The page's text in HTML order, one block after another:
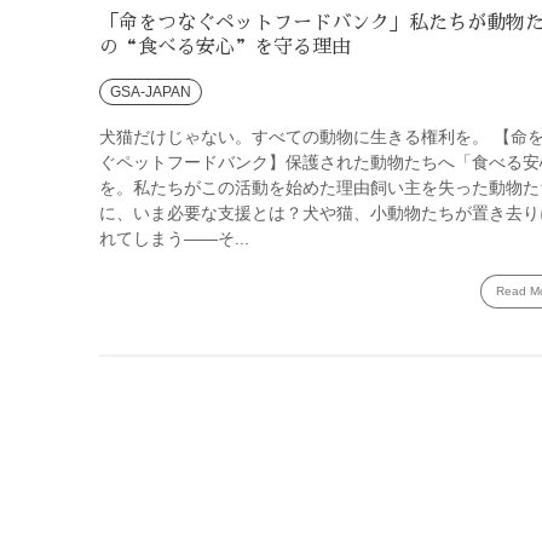
「命をつなぐペットフードバンク」私たちが動物
の“食べる安心”を守る理由
GSA-JAPAN
犬猫だけじゃない。すべての動物に生きる権利を。 【命
ぐペットフードバンク】保護された動物たちへ「食べる安
を。私たちがこの活動を始めた理由飼い主を失った動物た
に、いま必要な支援とは？犬や猫、小動物たちが置き去り
れてしまう――そ...
Read